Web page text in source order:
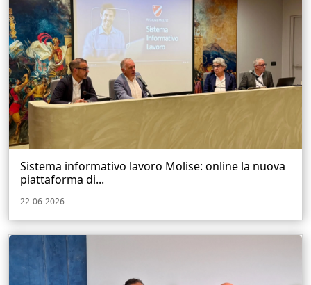
Sistema informativo lavoro Molise: online la nuova
piattaforma di...
22-06-2026